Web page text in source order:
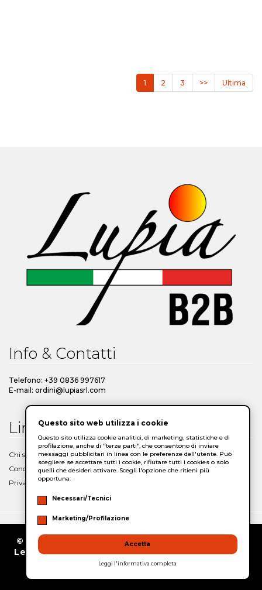
1 2 3 >> Ultima
Info & Contatti
Telefono: +39 0836 997617
E-mail: ordini@lupiasrl.com
Link Utili
Chi siamo
Condizioni Generali di Vendita
Privacy Policy
© Copyright 2026/2027 Lupia - SS 275 Maglie-
Leuca, snc – Zona PIP 73020 San Cassiano (Le)
- P.IVA 03988090753
Questo sito web utilizza i cookie
Questo sito utilizza cookie analitici, di marketing, statistiche e di
profilazione, anche di "terze parti", che consentono di inviare
messaggi pubblicitari in linea con le preferenze dell'utente. Può
scegliere se accettare tutti i cookie, rifiutare tutti i cookies o solo
quelli che desideri attivare. Scegli l'opzione che ritieni più
opportuna:
Necessari/Tecnici
Marketing/Profilazione
Accetta
Leggi l'informativa completa